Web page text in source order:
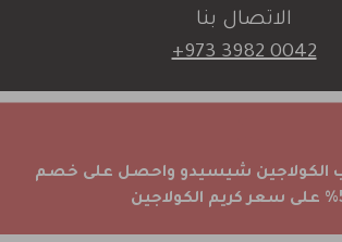
الاتصال بنا
+973 3982 0042
الكولاجين شيسيدو واحصل على خصم